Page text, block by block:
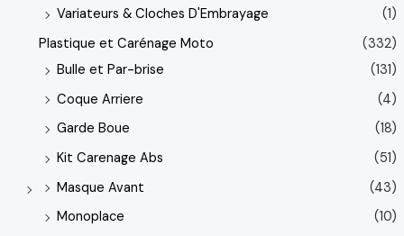
Variateurs & Cloches D'Embrayage
(1)
Plastique et Carénage Moto
(332)
Bulle et Par-brise
(131)
Coque Arriere
(4)
Garde Boue
(18)
Kit Carenage Abs
(51)
Masque Avant
(43)
Monoplace
(10)